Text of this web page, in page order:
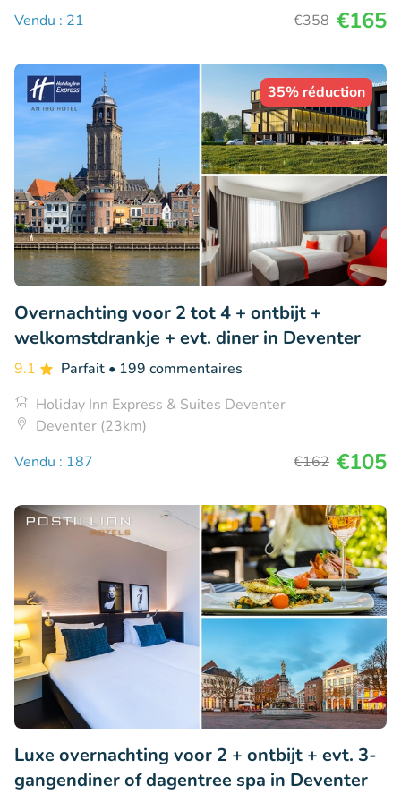
Vendu : 21
€358 €165
35% réduction
Overnachting voor 2 tot 4 + ontbijt +
welkomstdrankje + evt. diner in Deventer
9.1 Parfait • 199 commentaires
Holiday Inn Express & Suites Deventer
Deventer (23km)
Vendu : 187
€162 €105
Luxe overnachting voor 2 + ontbijt + evt. 3-
gangendiner of dagentree spa in Deventer